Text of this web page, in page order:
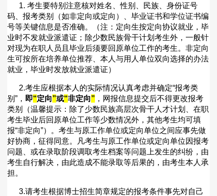
1. 考生要特别注意核对姓名、性别、民族、身份证号
码、报考类别（如非定向或定向）、毕业证书和学位证书编
号等关键信息是否准确。（注：定向生按定向协议就业，毕
业时不发就业派遣证；除少数民族骨干计划考生外，一般针
对现为在职人员且毕业后须要回原单位工作的考生。非定向
生可按所在培养单位推荐、本人与用人单位双向选择的办法
就业，毕业时发放就业派遣证）
2.考生应根据本人的实际情况认真考虑并确定“报考类
别 ” ， 即“定向”或“非定向” ，网报信息提交后不得更改报考
类别（温馨提示：除了少数民族高层次骨干人才计划、在职
考生毕业后回原单位工作等少数情况外，其他考生均可填
报“非定向”）。考生与原工作单位或定向单位之间应事先做
好协商，征得同意。凡考生与原工作单位或定向单位因报考
问题、或在录取阶段调取考生档案等问题上发生的纠纷，由
考生自行解决，由此造成不能录取等后果的，由考生本人承
担。
3.请考生根据博士招生简章规定的报考条件事先对自己